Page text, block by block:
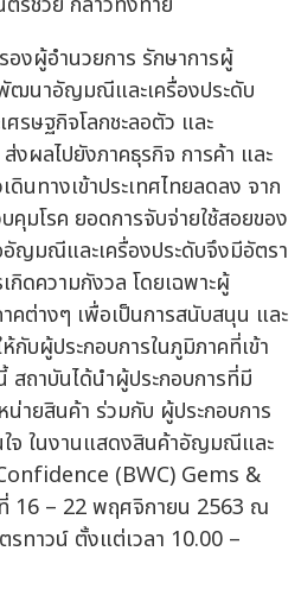
องผู้อำนวยการ รักษาการผู้
ฒนาอัญมณีและเครื่องประดับ
ศรษฐกิจโลกชะลอตัว และ
งผลไปยังภาคธุรกิจ การค้า และ
นทางเข้าประเทศไทยลดลง จาก
คุมโรค ยอดการจับจ่ายใช้สอยของ
อัญมณีและเครื่องประดับจึงมีอัตรา
กิดความกังวล โดยเฉพาะผู้
คต่างๆ เพื่อเป็นการสนับสนุน และ
กับผู้ประกอบการในภูมิภาคที่เข้า
สถาบันได้นำผู้ประกอบการที่มี
ายสินค้า ร่วมกับ ผู้ประกอบการ
ใจ ในงานแสดงสินค้าอัญมณีและ
(BWC) Gems &
16 – 22 พฤศจิกายน 2563 ณ
รทาวน์ ตั้งแต่เวลา 10.00 –